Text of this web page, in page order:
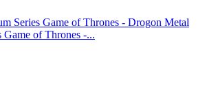
Metal
Game of Thrones -...